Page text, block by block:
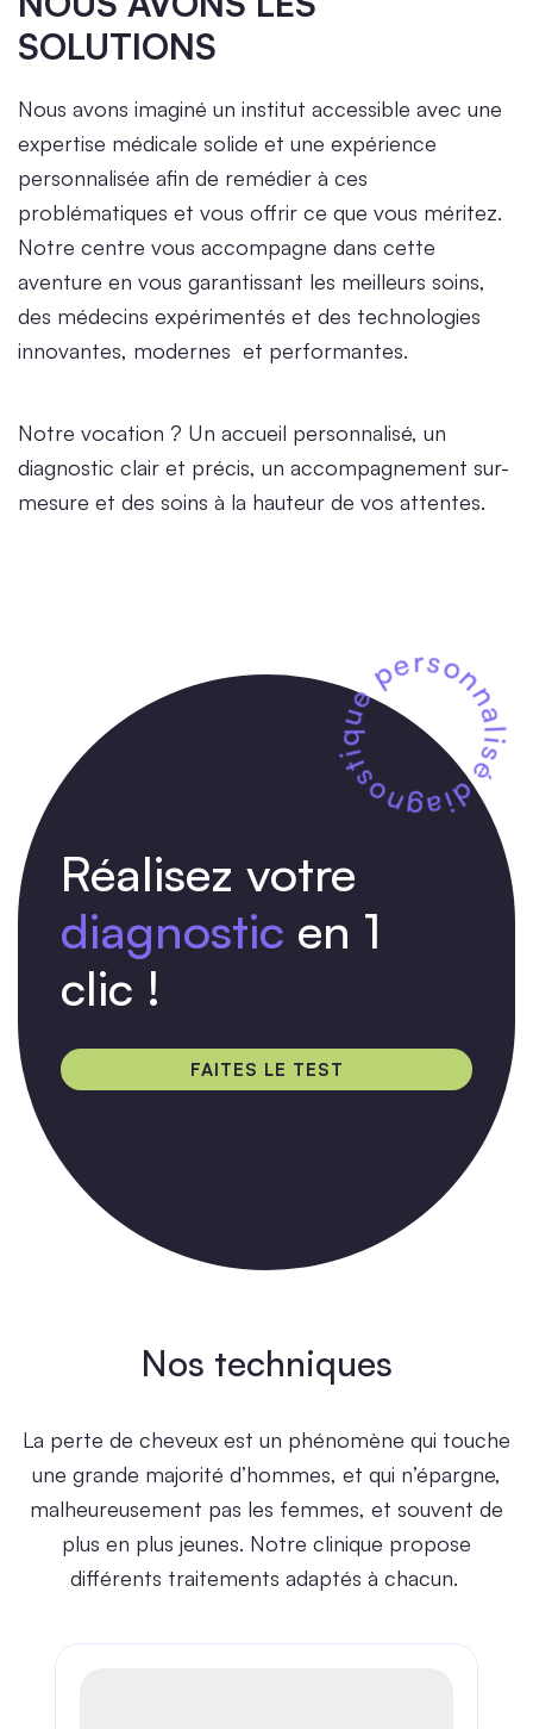
SOLUTIONS
Nous avons imaginé un institut accessible avec une
expertise médicale solide et une expérience
personnalisée afin de remédier à ces
problématiques et vous offrir ce que vous méritez.
Notre centre vous accompagne dans cette
aventure en vous garantissant les meilleurs soins,
des médecins expérimentés et des technologies
innovantes, modernes et performantes.
Notre vocation ? Un accueil personnalisé, un
diagnostic clair et précis, un accompagnement sur-
mesure et des soins à la hauteur de vos attentes.
Réalisez votre
diagnostic en 1
clic !
FAITES LE TEST
Nos techniques
La perte de cheveux est un phénomène qui touche
une grande majorité d’hommes, et qui n’épargne,
malheureusement pas les femmes, et souvent de
plus en plus jeunes. Notre clinique propose
différents traitements adaptés à chacun.